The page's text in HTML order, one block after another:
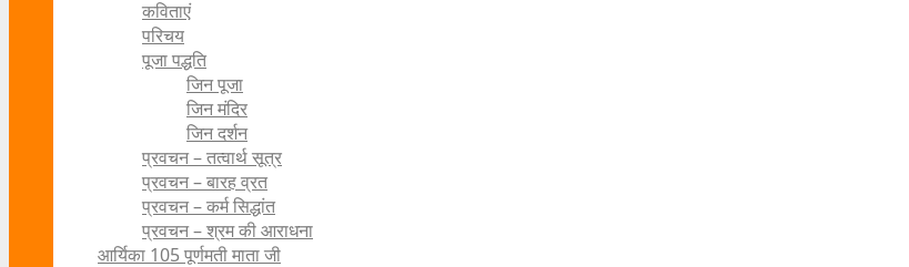
कविताएं
परिचय
पूजा पद्धति
जिन पूजा
जिन मंदिर
जिन दर्शन
प्रवचन – तत्वार्थ सूत्र
प्रवचन – बारह व्रत
प्रवचन – कर्म सिद्धांत
प्रवचन – श्रम की आराधना
आर्यिका 105 पूर्णमती माता जी